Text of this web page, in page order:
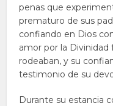
penas que
prematuro de sus
confiando en Dios
amor por la Divinidad
rodeaban, y su
testimonio de su
Durante su estancia